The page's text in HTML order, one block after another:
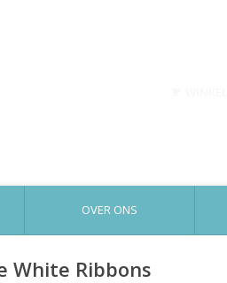
OVER ONS
White Ribbons